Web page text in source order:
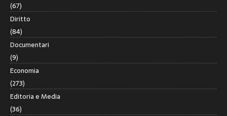
(67)
Diritto
(84)
Documentari
(9)
Economia
(273)
Editoria e Media
(36)